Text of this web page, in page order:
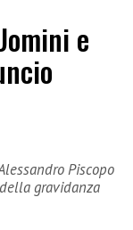
e
Piscopo
gravidanza